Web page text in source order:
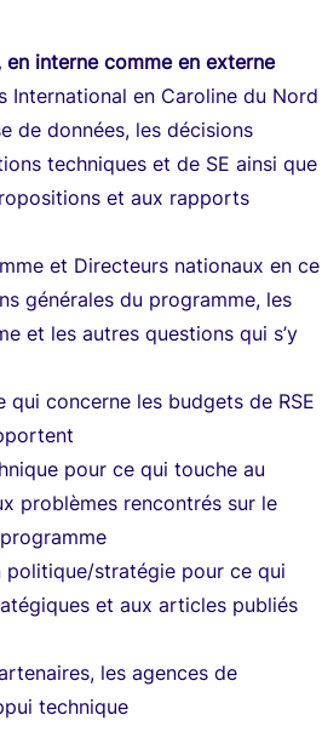
interne comme en externe
International en Caroline du Nord
de données, les décisions
techniques et de SE ainsi que
et aux rapports
et Directeurs nationaux en ce
générales du programme, les
et les autres questions qui s’y
concerne les budgets de RSE
pour ce qui touche au
problèmes rencontrés sur le
politique/stratégie pour ce qui
et aux articles publiés
les agences de
technique